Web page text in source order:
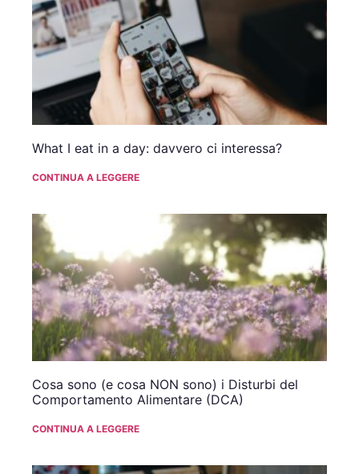
What I eat in a day: davvero ci interessa?
CONTINUA A LEGGERE
Cosa sono (e cosa NON sono) i Disturbi del
Comportamento Alimentare (DCA)
CONTINUA A LEGGERE